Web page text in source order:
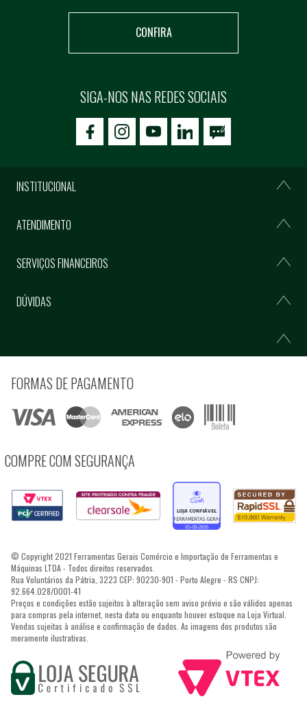
CONFIRA
SIGA-NOS NAS REDES SOCIAIS
icon-facebookicon-social02icon-social03
INSTITUCIONAL
ATENDIMENTO
SERVIÇOS FINANCEIROS
DÚVIDAS
FORMAS DE PAGAMENTO
COMPRE COM SEGURANÇA
© Copyright 2021 Ferramentas Gerais Comércio e Importação de Ferramentas e
Máquinas LTDA - Todos direitos reservados.
Rua Voluntários da Pátria, 3223 CEP: 90230-901 - Porto Alegre - RS CNPJ:
92.664.028/0001-41
Preços e condições estão sujeitos à alteração sem aviso prévio e são válidos apenas
para compras pela internet, nesta data ou enquanto houver estoque na Loja Virtual.
Vendas sujeitas à análise e confirmação de dados. As imagens dos produtos são
meramente ilustrativas.